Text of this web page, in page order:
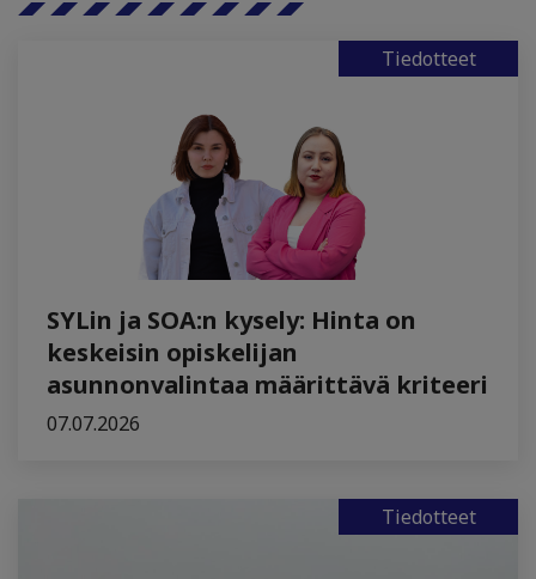
Tiedotteet
SYLin ja SOA:n kysely: Hinta on
keskeisin opiskelijan
asunnonvalintaa määrittävä kriteeri
07.07.2026
Tiedotteet